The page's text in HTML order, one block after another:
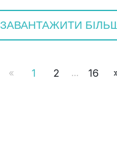
ЗАВАНТАЖИТИ
« 1 2 ... 16